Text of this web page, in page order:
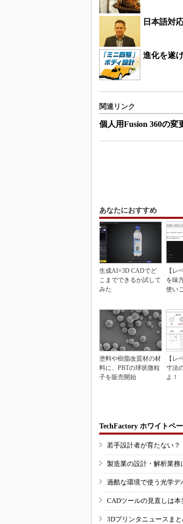
日本語対
進化を遂
関連リンク
個人用Fusion 360の変
あなたにおすすめ
生成AI×3D CADでど
こまでできるか試して
みた
【レ
を味
使い
塗料や樹脂改質材の材
料に、PBTの球状微粒
子を販売開始
【レ
寸法
よ！
TechFactory ホワイトペ
若手設計者が育たない
製造業の設計・解析業
過酷な環境で使う光学デ
CADツールの見直しは
3Dプリンタニュースまと